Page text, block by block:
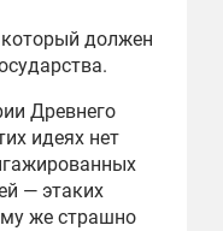
должен
Древнего
идеях нет
— этаких
же страшно